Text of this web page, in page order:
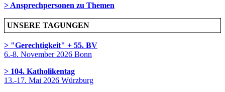
> Ansprechpersonen zu Themen
UNSERE TAGUNGEN
> "Gerechtigkeit" + 55. BV
6.-8. November 2026 Bonn
> 104. Katholikentag
13.-17. Mai 2026 Würzburg